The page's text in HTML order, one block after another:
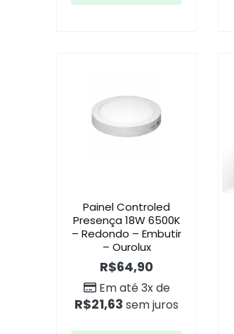
Painel Controled
Presença 18W 6500K
– Redondo – Embutir
– Ourolux
R$64,90
Em até 3x de
R$21,63 sem juros